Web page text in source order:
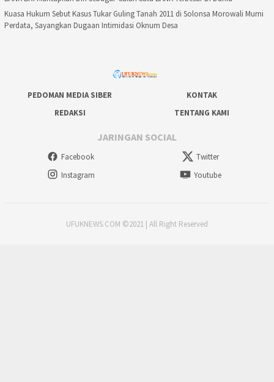
Kuasa Hukum Sebut Kasus Tukar Guling Tanah 2011 di Solonsa Morowali Murni
Perdata, Sayangkan Dugaan Intimidasi Oknum Desa
PEDOMAN MEDIA SIBER
KONTAK
REDAKSI
TENTANG KAMI
JARINGAN SOCIAL
Facebook
Twitter
Instagram
Youtube
UFUKNEWS.COM ©2021 | All Right Reserved